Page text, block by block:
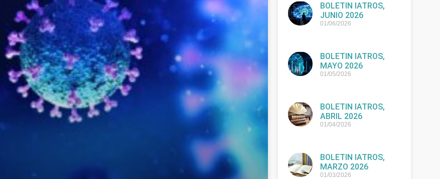
BOLETIN IATROS,
JUNIO 2026
01/06/2026
BOLETIN IATROS,
MAYO 2026
01/05/2026
BOLETIN IATROS,
ABRIL 2026
01/04/2026
BOLETIN IATROS,
MARZO 2026
01/03/2026